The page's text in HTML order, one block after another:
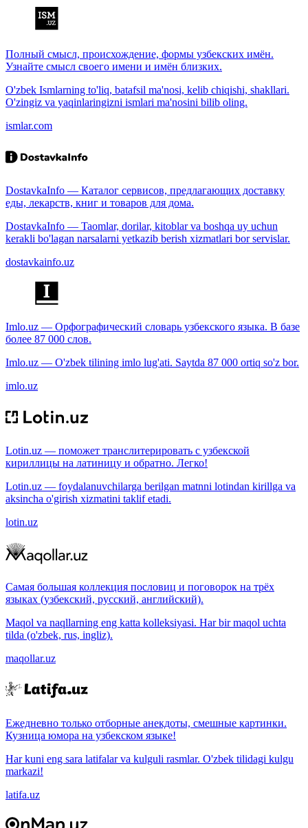
Полный смысл, происхождение, формы узбекских имён.
Узнайте смысл своего имени и имён близких.
O'zbek Ismlarning to'liq, batafsil ma'nosi, kelib chiqishi, shakllari.
O'zingiz va yaqinlaringizni ismlari ma'nosini bilib oling.
ismlar.com
DostavkaInfo — Каталог сервисов, предлагающих доставку
еды, лекарств, книг и товаров для дома.
DostavkaInfo — Taomlar, dorilar, kitoblar va boshqa uy uchun
kerakli bo'lagan narsalarni yetkazib berish xizmatlari bor servislar.
dostavkainfo.uz
Imlo.uz — Орфографический словарь узбекского языка. В базе
более 87 000 слов.
Imlo.uz — O'zbek tilining imlo lug'ati. Saytda 87 000 ortiq so'z bor.
imlo.uz
Lotin.uz — поможет транслитерировать с узбекской
кириллицы на латиницу и обратно. Легко!
Lotin.uz — foydalanuvchilarga berilgan matnni lotindan kirillga va
aksincha o'girish xizmatini taklif etadi.
lotin.uz
Самая большая коллекция пословиц и поговорок на трёх
языках (узбекский, русский, английский).
Maqol va naqllarning eng katta kolleksiyasi. Har bir maqol uchta
tilda (o'zbek, rus, ingliz).
maqollar.uz
Ежедневно только отборные анекдоты, смешные картинки.
Кузница юмора на узбекском языке!
Har kuni eng sara latifalar va kulguli rasmlar. O'zbek tilidagi kulgu
markazi!
latifa.uz